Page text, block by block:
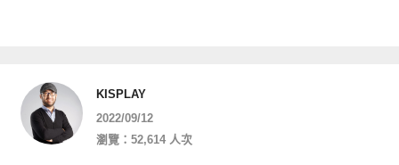
KISPLAY
2022/09/12
瀏覽：52,614 人次